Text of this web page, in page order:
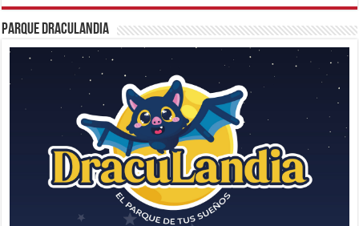
Parque Draculandia